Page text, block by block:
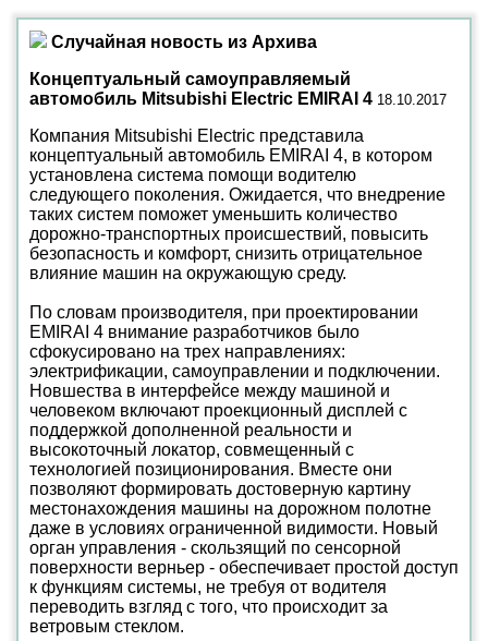
Случайная новость из Архива
Концептуальный самоуправляемый
автомобиль Mitsubishi Electric EMIRAI 4 18.10.2017
Компания Mitsubishi Electric представила
концептуальный автомобиль EMIRAI 4, в котором
установлена система помощи водителю
следующего поколения. Ожидается, что внедрение
таких систем поможет уменьшить количество
дорожно-транспортных происшествий, повысить
безопасность и комфорт, снизить отрицательное
влияние машин на окружающую среду.
По словам производителя, при проектировании
EMIRAI 4 внимание разработчиков было
сфокусировано на трех направлениях:
электрификации, самоуправлении и подключении.
Новшества в интерфейсе между машиной и
человеком включают проекционный дисплей с
поддержкой дополненной реальности и
высокоточный локатор, совмещенный с
технологией позиционирования. Вместе они
позволяют формировать достоверную картину
местонахождения машины на дорожном полотне
даже в условиях ограниченной видимости. Новый
орган управления - скользящий по сенсорной
поверхности верньер - обеспечивает простой доступ
к функциям системы, не требуя от водителя
переводить взгляд с того, что происходит за
ветровым стеклом.